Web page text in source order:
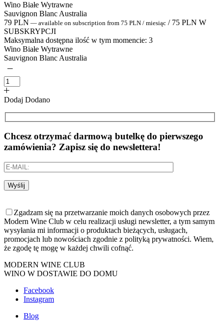
Wino Białe Wytrawne
Sauvignon Blanc Australia
79 PLN — available on subscription from 75 PLN / miesiąc / 75 PLN W
SUBSKRYPCJI
Maksymalna dostępna ilość w tym momencie: 3
Wino Białe Wytrawne
Sauvignon Blanc Australia
Dodaj Dodano
Chcesz otrzymać darmową butelkę do pierwszego
zamówienia? Zapisz się do newslettera!
Wyślij
Zgadzam się na przetwarzanie moich danych osobowych przez
Modern Wine Club w celu realizacji usługi newsletter, a tym samym
wysyłania mi informacji o produktach bieżących, usługach,
promocjach lub nowościach zgodnie z polityką prywatności. Wiem,
że zgodę tę mogę w każdej chwili cofnąć.
MODERN WINE CLUB
WINO W DOSTAWIE DO DOMU
Facebook
Instagram
Blog